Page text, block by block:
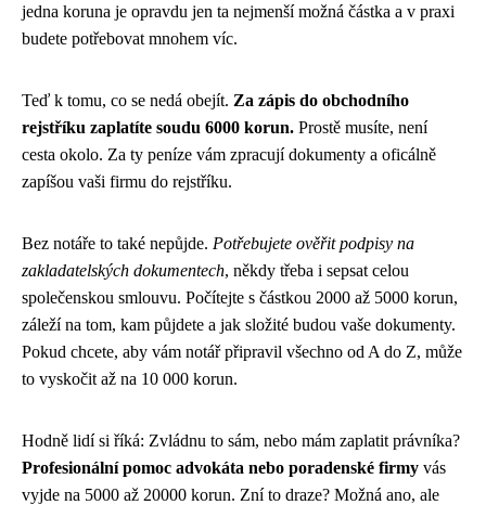
jedna koruna je opravdu jen ta nejmenší možná částka a v praxi
budete potřebovat mnohem víc.
Teď k tomu, co se nedá obejít. Za zápis do obchodního
rejstříku zaplatíte soudu 6000 korun. Prostě musíte, není
cesta okolo. Za ty peníze vám zpracují dokumenty a oficálně
zapíšou vaši firmu do rejstříku.
Bez notáře to také nepůjde. Potřebujete ověřit podpisy na
zakladatelských dokumentech, někdy třeba i sepsat celou
společenskou smlouvu. Počítejte s částkou 2000 až 5000 korun,
záleží na tom, kam půjdete a jak složité budou vaše dokumenty.
Pokud chcete, aby vám notář připravil všechno od A do Z, může
to vyskočit až na 10 000 korun.
Hodně lidí si říká: Zvládnu to sám, nebo mám zaplatit právníka?
Profesionální pomoc advokáta nebo poradenské firmy vás
vyjde na 5000 až 20000 korun. Zní to draze? Možná ano, ale